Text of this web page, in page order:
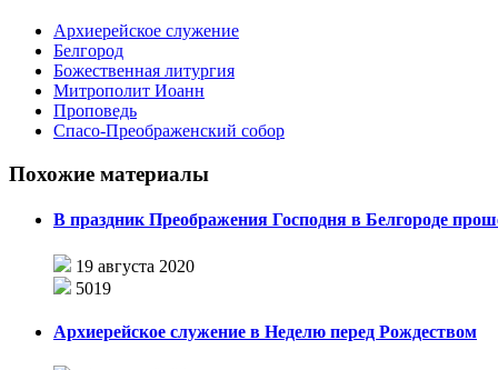
Архиерейское служение
Белгород
Божественная литургия
Митрополит Иоанн
Проповедь
Спасо-Преображенский собор
Похожие материалы
В праздник Преображения Господня в Белгороде
19 августа 2020
5019
Архиерейское служение в Неделю перед Рождеством